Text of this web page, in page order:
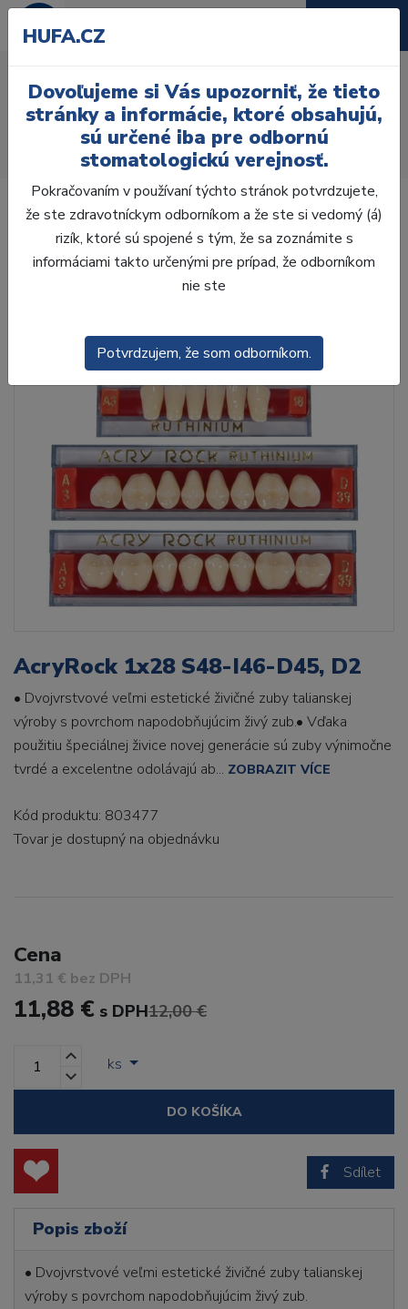
D45, D2
Zuby
AcryRock
AcryRock 1x28 S48-I46-D45, D2
AcryRock 1x28 S48-I46-D45, D2
• Dvojvrstvové veľmi estetické živičné zuby talianskej
výroby s povrchom napodobňujúcim živý zub.• Vďaka
použitiu špeciálnej živice novej generácie sú zuby výnimočne
tvrdé a excelentne odolávajú ab... ZOBRAZIT VÍCE
Kód produktu: 803477
Tovar je dostupný na objednávku
Cena
11,31 € bez DPH
11,88 € s DPH12,00 €
ks
DO KOŠÍKA
Sdílet
Popis zboží
• Dvojvrstvové veľmi estetické živičné zuby talianskej
výroby s povrchom napodobňujúcim živý zub.
HUFA.CZ
Dovoľujeme si Vás upozorniť, že tieto
stránky a informácie, ktoré obsahujú,
sú určené iba pre odbornú
stomatologickú verejnosť.
Pokračovaním v používaní týchto stránok potvrdzujete,
že ste zdravotníckym odborníkom a že ste si vedomý (á)
rizík, ktoré sú spojené s tým, že sa zoznámite s
informáciami takto určenými pre prípad, že odborníkom
nie ste
Potvrdzujem, že som odborníkom.